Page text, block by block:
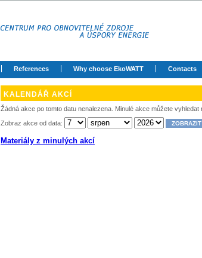
References Why choose EkoWATT Contacts
KALENDÁŘ AKCÍ
Žádná akce po tomto datu nenalezena. Minulé akce můžete
Zobraz akce od data:
Materiály z minulých akcí